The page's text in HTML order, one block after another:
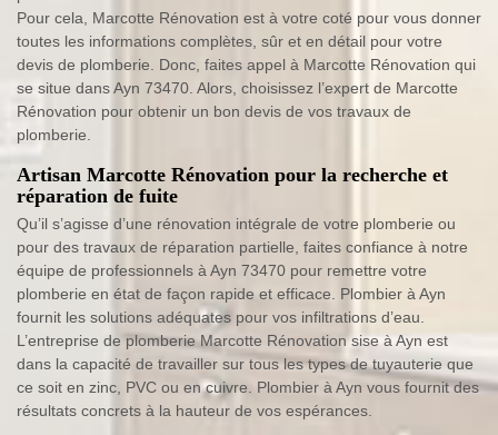
Pour cela, Marcotte Rénovation est à votre coté pour vous donner
toutes les informations complètes, sûr et en détail pour votre
devis de plomberie. Donc, faites appel à Marcotte Rénovation qui
se situe dans Ayn 73470. Alors, choisissez l’expert de Marcotte
Rénovation pour obtenir un bon devis de vos travaux de
plomberie.
Artisan Marcotte Rénovation pour la recherche et
réparation de fuite
Qu’il s’agisse d’une rénovation intégrale de votre plomberie ou
pour des travaux de réparation partielle, faites confiance à notre
équipe de professionnels à Ayn 73470 pour remettre votre
plomberie en état de façon rapide et efficace. Plombier à Ayn
fournit les solutions adéquates pour vos infiltrations d’eau.
L’entreprise de plomberie Marcotte Rénovation sise à Ayn est
dans la capacité de travailler sur tous les types de tuyauterie que
ce soit en zinc, PVC ou en cuivre. Plombier à Ayn vous fournit des
résultats concrets à la hauteur de vos espérances.